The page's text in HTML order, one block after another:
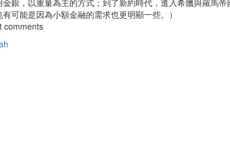
銀，以重量為主的方式；到了新約時代，進入希臘與羅馬
可能是因為小額金融的需求也更明顯一些。）
comments